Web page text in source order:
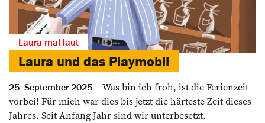
Laura mal laut
Laura und das Playmobil
25. September 2025
Was bin ich froh, ist die Ferienzeit
vorbei! Für mich war dies bis jetzt die härteste Zeit dieses
Jahres. Seit Anfang Jahr sind wir unterbesetzt.